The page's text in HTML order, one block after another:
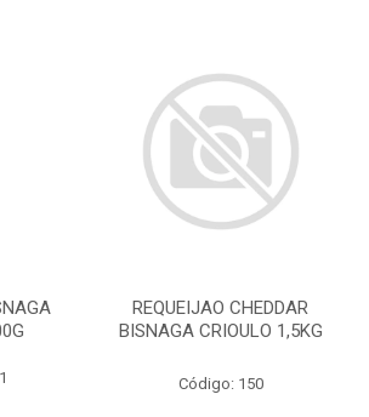
REQUEIJAO CHEDDAR
BISNAGA CRIOULO 1,5KG
Código: 150